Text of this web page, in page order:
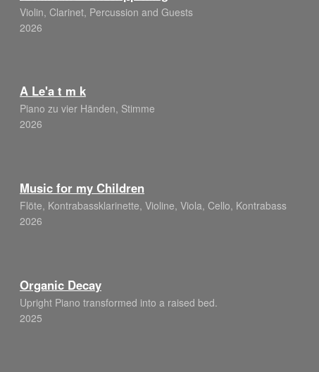
Violin, Clarinet, Percussion and Guests
2026
A Le'a t m k
Piano zu vier Händen, Stimme
2026
Music for my Children
Flöte, Kontrabassklarinette, Violine, Viola, Cello, Kontrabass
2026
Organic Decay
Upright Piano transformed into a raised bed.
2025